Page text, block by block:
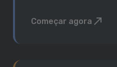
Começar agora